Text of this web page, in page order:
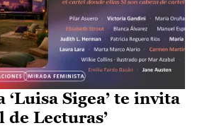
Sigea’ te invita
de Lecturas’